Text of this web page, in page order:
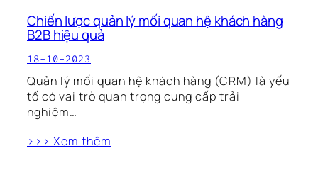
Chiến lược quản lý mối quan hệ khách hàng
B2B hiệu quả
18-10-2023
Quản lý mối quan hệ khách hàng (CRM) là yếu
tố có vai trò quan trọng cung cấp trải
nghiệm…
>>> Xem thêm